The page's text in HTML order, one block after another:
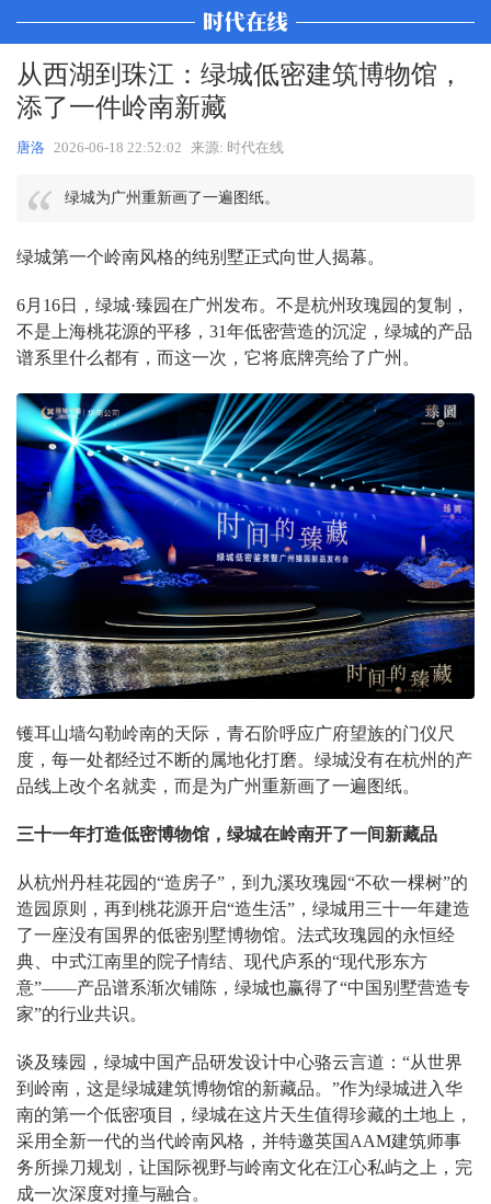
从西湖到珠江：绿城低密建筑博物馆，
添了一件岭南新藏
唐洛 2026-06-18 22:52:02 来源: 时代在线
绿城为广州重新画了一遍图纸。
绿城第一个岭南风格的纯别墅正式向世人揭幕。
6月16日，绿城·臻园在广州发布。不是杭州玫瑰园的复制，
不是上海桃花源的平移，31年低密营造的沉淀，绿城的产品
谱系里什么都有，而这一次，它将底牌亮给了广州。
镬耳山墙勾勒岭南的天际，青石阶呼应广府望族的门仪尺
度，每一处都经过不断的属地化打磨。绿城没有在杭州的产
品线上改个名就卖，而是为广州重新画了一遍图纸。
三十一年打造低密博物馆，绿城在岭南开了一间新藏品
从杭州丹桂花园的“造房子”，到九溪玫瑰园“不砍一棵树”的
造园原则，再到桃花源开启“造生活”，绿城用三十一年建造
了一座没有国界的低密别墅博物馆。法式玫瑰园的永恒经
典、中式江南里的院子情结、现代庐系的“现代形东方
意”——产品谱系渐次铺陈，绿城也赢得了“中国别墅营造专
家”的行业共识。
谈及臻园，绿城中国产品研发设计中心骆云言道：“从世界
到岭南，这是绿城建筑博物馆的新藏品。”作为绿城进入华
南的第一个低密项目，绿城在这片天生值得珍藏的土地上，
采用全新一代的当代岭南风格，并特邀英国AAM建筑师事
务所操刀规划，让国际视野与岭南文化在江心私屿之上，完
成一次深度对撞与融合。